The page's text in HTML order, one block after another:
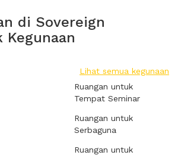
di Sovereign
Kegunaan
Lihat semua kegunaan
Ruangan untuk
Tempat Seminar
Ruangan untuk
Serbaguna
Ruangan untuk